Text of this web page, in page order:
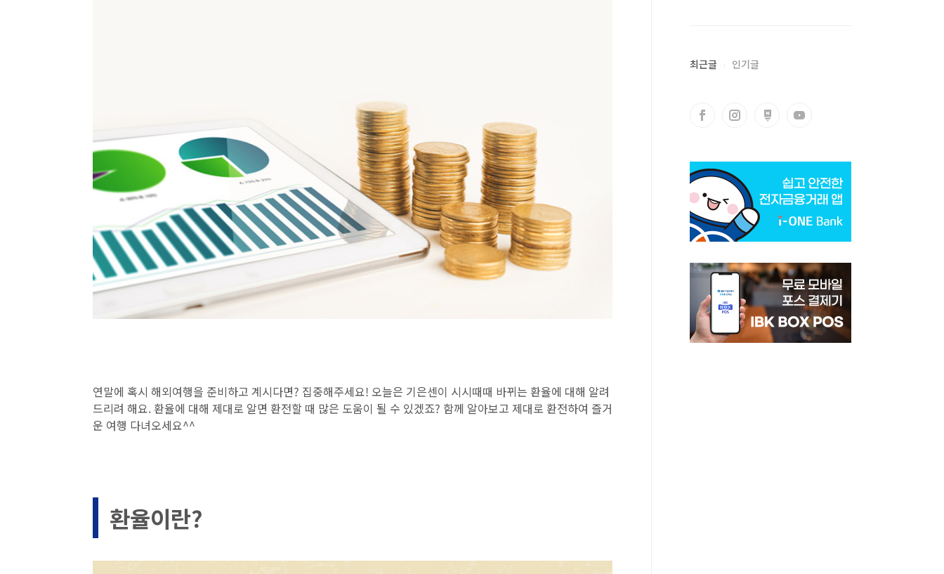
연말에 혹시 해외여행을 준비하고 계시다면? 집중해주세요! 오늘은 기은센이 시시때때 바뀌는 환율에 대해 알려
드리려 해요. 환율에 대해 제대로 알면 환전할 때 많은 도움이 될 수 있겠죠? 함께 알아보고 제대로 환전하여 즐거
운 여행 다녀오세요^^
환율이란?
최근글 인기글